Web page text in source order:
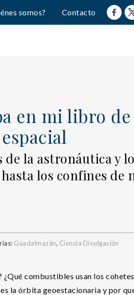
somos? Contacto
en mi libro de
de la astronáutica y
los confines de
Guadalmazán, Ciencia Divulgación
¿Qué combustibles usan los
es la órbita geoestacionaria y por